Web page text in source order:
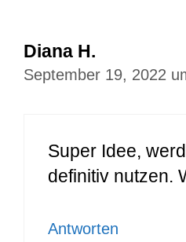
Diana H.
September 19, 2022
Super Idee,
definitiv nutzen.
Antworten